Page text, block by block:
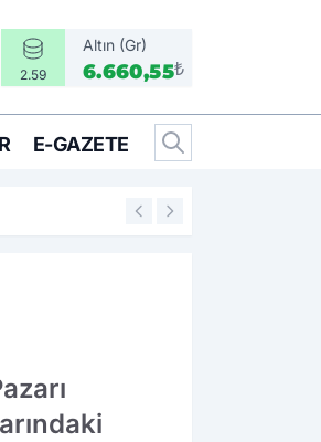
2.59
Altın (Gr)
6.660,55₺
E-GAZETE
14:25